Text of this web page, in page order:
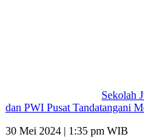
Sekolah
dan PWI Pusat Tandatangani
30 Mei 2024 | 1:35 pm WIB